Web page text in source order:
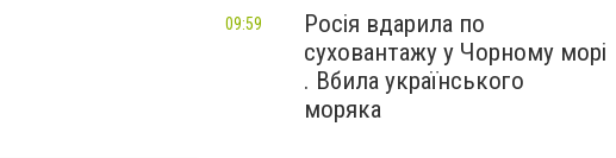
Росія вдарила по
суховантажу у Чорному морі
. Вбила українського
моряка
09:59